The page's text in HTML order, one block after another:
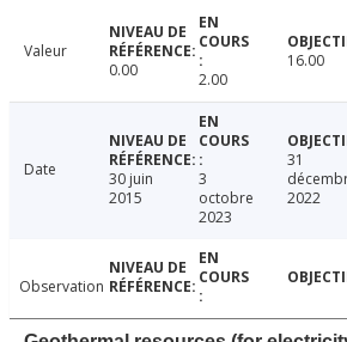
Valeur
0.00
2.00
16.00
Date
30 juin
2015
3
octobre
2023
31
2022
Observation